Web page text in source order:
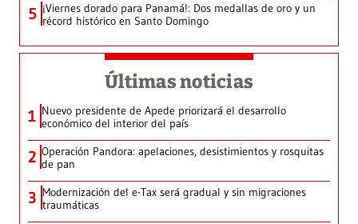
5 ¡Viernes dorado para Panamá!: Dos medallas de oro y un
récord histórico en Santo Domingo
Últimas noticias
1 Nuevo presidente de Apede priorizará el desarrollo
económico del interior del país
2 Operación Pandora: apelaciones, desistimientos y rosquitas
de pan
3 Modernización del e-Tax será gradual y sin migraciones
traumáticas